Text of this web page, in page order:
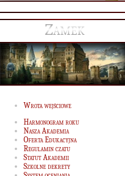
Zamek
Wrota wejściowe
Harmonogram roku
Nasza Akademia
Oferta Edukacyjna
Regulamin czatu
Statut Akademii
Szkolne dekrety